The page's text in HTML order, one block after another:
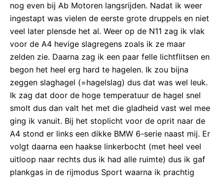
nog even bij Ab Motoren langsrijden. Nadat ik weer
ingestapt was vielen de eerste grote druppels en niet
veel later plensde het al. Weer op de N11 zag ik vlak
voor de A4 hevige slagregens zoals ik ze maar
zelden zie. Daarna zag ik een paar felle lichtflitsen en
begon het heel erg hard te hagelen. Ik zou bijna
zeggen slaghagel (=hagelslag) dus dat was wel leuk.
Ik zag dat door de hoge temperatuur de hagel snel
smolt dus dan valt het met die gladheid vast wel mee
ging ik vanuit. Bij het stoplicht voor de oprit naar de
A4 stond er links een dikke BMW 6-serie naast mij. Er
volgt daarna een haakse linkerbocht (met heel veel
uitloop naar rechts dus ik had alle ruimte) dus ik gaf
plankgas in de rijmodus Sport waarna ik prachtig